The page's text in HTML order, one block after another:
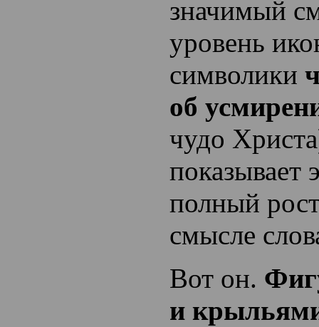
значимый
уровень
символики
об
чудо
показывает
полный
смысле
Вот он.
и